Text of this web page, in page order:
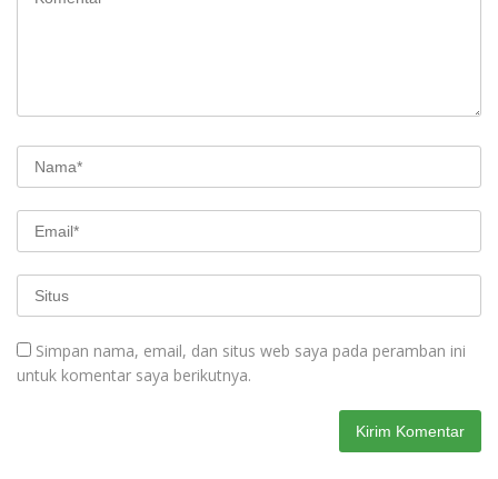
Simpan nama, email, dan situs web saya pada peramban ini
untuk komentar saya berikutnya.